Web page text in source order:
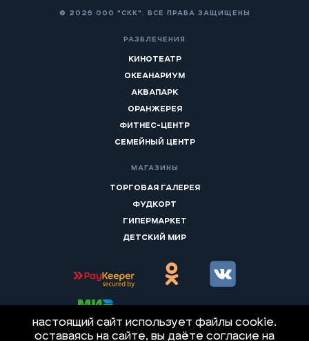
Настоящий сайт использует файлы cookie.
Оставаясь на сайте, Вы даёте согласие на
© 2026 ООО "СКК". ВСЕ ПРАВА ЗАЩИЩЕНЫ
РАЗВЛЕЧЕНИЯ
КИНОТЕАТР
ОКЕАНАРИУМ
АКВАПАРК
ОРАНЖЕРЕЯ
ФИТНЕС-ЦЕНТР
СЕМЕЙНЫЙ ЦЕНТР
МАГАЗИНЫ
ТОРГОВАЯ ГАЛЕРЕЯ
ФУДКОРТ
ГИПЕРМАРКЕТ
ДЕТСКИЙ МИР
РАЗРАБОТКА